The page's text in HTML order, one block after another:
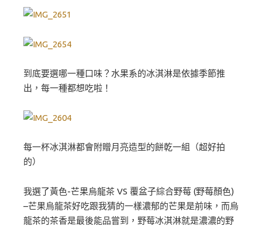
到底要選哪一種口味？水果系的冰淇淋是依據季節推
出，每一種都想吃啦！
每一杯冰淇淋都會附贈月亮造型的餅乾一組（超好拍
的）
我選了黃色-芒果烏龍茶 VS 覆盆子綜合野莓 (野莓顏色)
–芒果烏龍茶好吃跟我猜的一樣濃郁的芒果是前味，而烏
龍茶的茶香是最後能品嘗到，野莓冰淇淋就是濃濃的野